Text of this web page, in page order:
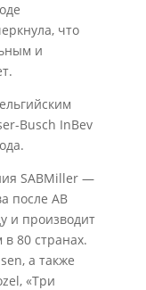
что
и
Busch InBev
SABMiller —
после AB
и производит
80 странах.
а также
«Три